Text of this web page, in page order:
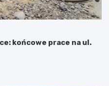
końcowe prace na ul.